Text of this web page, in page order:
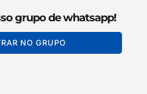
grupo de whatsapp!
NO GRUPO